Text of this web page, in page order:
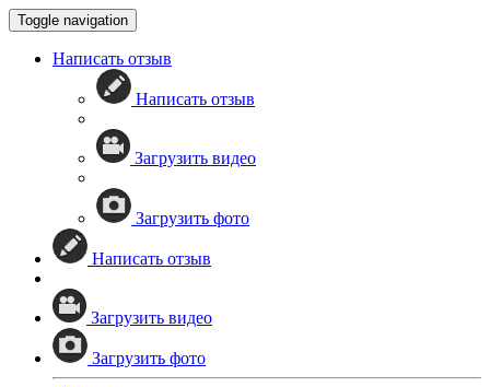
Toggle navigation
Написать отзыв
Написать отзыв
Загрузить видео
Загрузить фото
Написать отзыв
Загрузить видео
Загрузить фото